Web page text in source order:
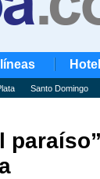
Santo Domingo